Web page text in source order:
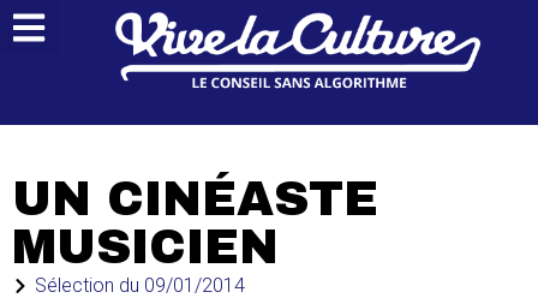
UN CINÉASTE
MUSICIEN
Sélection du 09/01/2014